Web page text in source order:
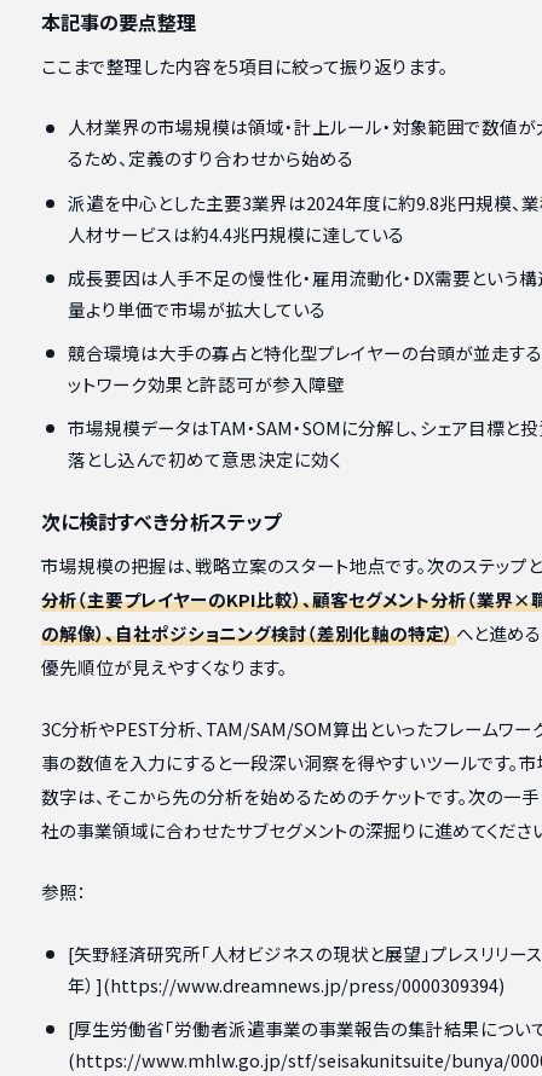
本記事の要点整理
ここまで整理した内容を5項目に絞って振り返ります。
人材業界の市場規模は領域・計上ルール・対象範囲で数値が
るため、定義のすり合わせから始める
派遣を中心とした主要3業界は2024年度に約9.8兆円規模、業
人材サービスは約4.4兆円規模に達している
成長要因は人手不足の慢性化・雇用流動化・DX需要という構
量より単価で市場が拡大している
競合環境は大手の寡占と特化型プレイヤーの台頭が並走する
ットワーク効果と許認可が参入障壁
市場規模データはTAM・SAM・SOMに分解し、シェア目標と
落とし込んで初めて意思決定に効く
次に検討すべき分析ステップ
市場規模の把握は、戦略立案のスタート地点です。次のステップと
分析（主要プレイヤーのKPI比較）、顧客セグメント分析（業界
の解像）、自社ポジショニング検討（差別化軸の特定）へと進め
優先順位が見えやすくなります。
3C分析やPEST分析、TAM/SAM/SOM算出といったフレームワー
事の数値を入力にすると一段深い洞察を得やすいツールです。
数字は、そこから先の分析を始めるためのチケットです。次の一手
社の事業領域に合わせたサブセグメントの深掘りに進めてくださ
参照：
[矢野経済研究所「人材ビジネスの現状と展望」プレスリリー
年）](https://www.dreamnews.jp/press/0000309394)
[厚生労働省「労働者派遣事業の事業報告の集計結果につい
(https://www.mhlw.go.jp/stf/seisakunitsuite/bunya/